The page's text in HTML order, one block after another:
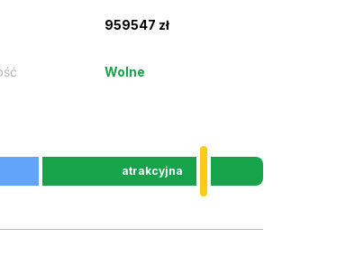
959547 zł
Wolne
atrakcyjna